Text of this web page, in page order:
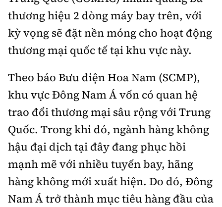
Tổng biên tập:Nguyễn Thị Hồng Nga
Phó Tổng biên tập:
Nguyễn Sơn Tùng,
Nguyễn Đức Thắng, La Đức Hùng
Hotline:
Quảng cáo và Phát hành:
bandoc@baoxaydung.vn
Cấm sao chép dưới mọi hình thức nếu không có sự
chấp thuận bằng văn bản.
Thông tin tòa
soạn
thương hiệu 2 dòng máy bay trên, với
kỳ vọng sẽ đặt nền móng cho hoạt động
thương mại quốc tế tại khu vực này.
Theo báo Bưu điện Hoa Nam (SCMP),
khu vực Đông Nam Á vốn có quan hệ
trao đổi thương mại sâu rộng với Trung
Quốc. Trong khi đó, ngành hàng không
hậu đại dịch tại đây đang phục hồi
mạnh mẽ với nhiều tuyến bay, hãng
hàng không mới xuất hiện. Do đó, Đông
Nam Á trở thành mục tiêu hàng đầu của